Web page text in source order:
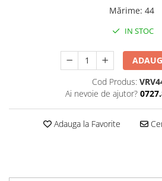
Mărime: 44
IN STOC
Cod Produs:
Ai nevoie de ajutor?
Adauga la Favorite